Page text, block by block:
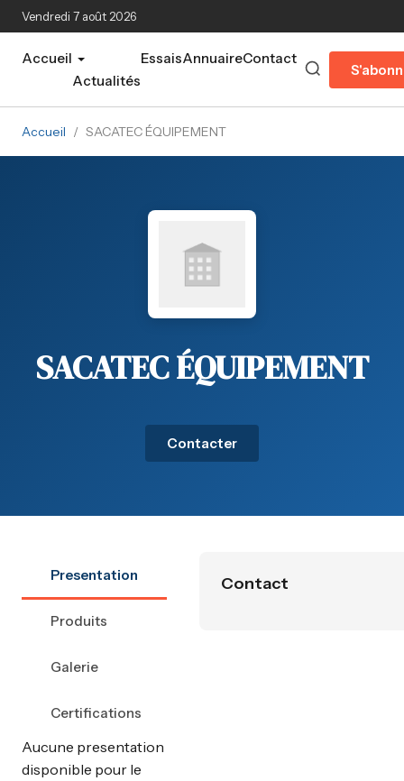
Aller au contenu principal
Vendredi 7 août 2026
Accueil
Actualités
EssaisAnnuaireContact
Accueil / SACATEC ÉQUIPEMENT
SACATEC ÉQUIPEMENT
Contacter
Presentation
Produits
Galerie
Certifications
Aucune presentation
disponible pour le
Contact